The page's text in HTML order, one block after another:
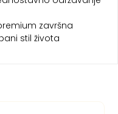
završna
stil života